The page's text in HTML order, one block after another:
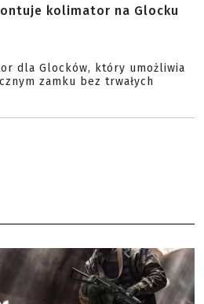
kolimator na Glocku
dla Glocków, który umożliwia
zamku bez trwałych